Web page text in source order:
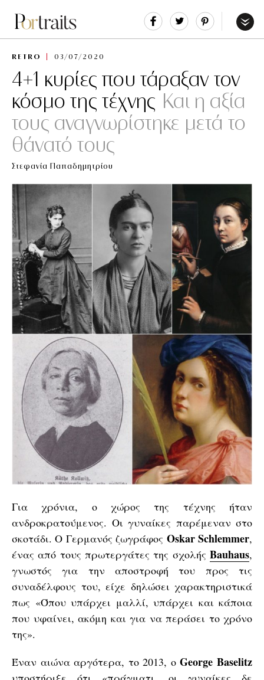
Share Tweet
RETRO 03/07/2020
4+1 κυρίες που τάραξαν τον
κόσμο της τέχνης Και η αξία
τους αναγνωρίστηκε μετά το
θάνατό τους
Στεφανία Παπαδημητρίου
Για χρόνια, ο χώρος της τέχνης ήταν
ανδροκρατούμενος. Οι γυναίκες παρέμεναν στο
σκοτάδι. Ο Γερμανός ζωγράφος Oskar Schlemmer,
ένας από τους πρωτεργάτες της σχολής Bauhaus,
γνωστός για την αποστροφή του προς τις
συναδέλφους του, είχε δηλώσει χαρακτηριστικά
πως «Όπου υπάρχει μαλλί, υπάρχει και κάποια
που υφαίνει, ακόμη και για να περάσει το χρόνο
της».
Έναν αιώνα αργότερα, το 2013, οGeorge Baselitz